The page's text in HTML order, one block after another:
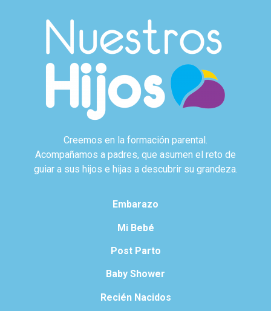
Creemos en la formación parental.
Acompañamos a padres, que asumen el reto de
guiar a sus hijos e hijas a descubrir su grandeza.
Embarazo
Mi Bebé
Post Parto
Baby Shower
Recién Nacidos